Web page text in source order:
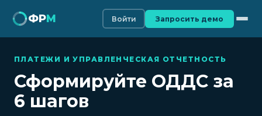
ФРМ Войти Запросить демо
ПЛАТЕЖИ И УПРАВЛЕНЧЕСКАЯ ОТЧЕТНОСТЬ
Сформируйте ОДДС за
6 шагов